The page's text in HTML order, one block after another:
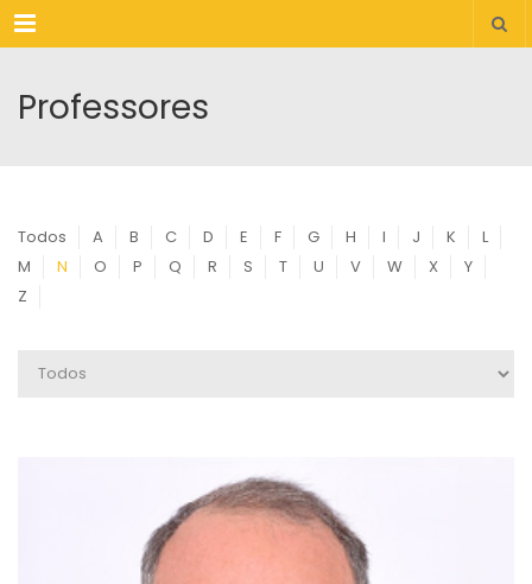
Menu
Professores
Todos A B C D E F G H I J K
L
M
N O P Q R S T U V W X
Y
Z